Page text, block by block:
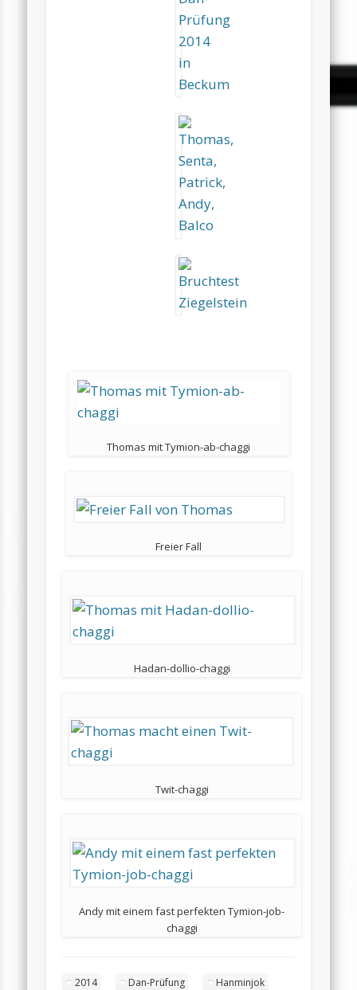
Thomas mit Tymion-ab-chaggi
Freier Fall
Hadan-dollio-chaggi
Twit-chaggi
Andy mit einem fast perfekten Tymion-job-
chaggi
2014 Dan-Prüfung Hanminjok